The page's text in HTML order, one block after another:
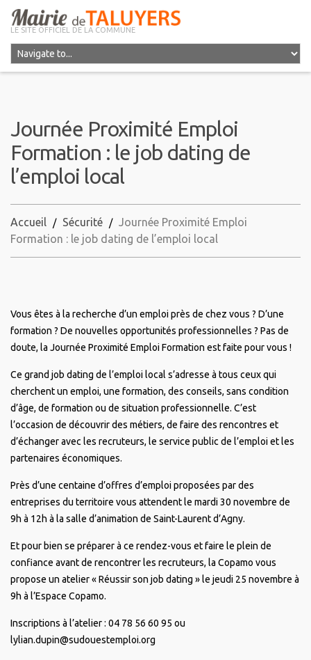
LE SITE OFFICIEL DE LA COMMUNE
Journée Proximité Emploi
Formation : le job dating de
l’emploi local
Accueil Sécurité
Journée Proximité Emploi
Formation : le job dating de l’emploi local
Vous êtes à la recherche d’un emploi près de chez vous ? D’une
formation ? De nouvelles opportunités professionnelles ? Pas de
doute, la Journée Proximité Emploi Formation est faite pour vous !
Ce grand job dating de l’emploi local s’adresse à tous ceux qui
cherchent un emploi, une formation, des conseils, sans condition
d’âge, de formation ou de situation professionnelle. C’est
l’occasion de découvrir des métiers, de faire des rencontres et
d’échanger avec les recruteurs, le service public de l’emploi et les
partenaires économiques.
Près d’une centaine d’offres d’emploi proposées par des
entreprises du territoire vous attendent le mardi 30 novembre de
9h à 12h à la salle d’animation de Saint-Laurent d’Agny.
Et pour bien se préparer à ce rendez-vous et faire le plein de
confiance avant de rencontrer les recruteurs, la Copamo vous
propose un atelier « Réussir son job dating » le jeudi 25 novembre à
9h à l’Espace Copamo.
Inscriptions à l’atelier : 04 78 56 60 95 ou
lylian.dupin@sudouestemploi.org